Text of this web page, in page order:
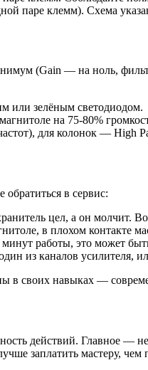
паре клемм). Схема
(Gain — на ноль,
или зелёным светодиодом.
на 75-80%
для колонок — High
в сервис:
цел, а он молчит.
в плохом контакте
работы, это может
из каналов усилителя,
в своих навыках —
действий. Главное —
заплатить мастеру,